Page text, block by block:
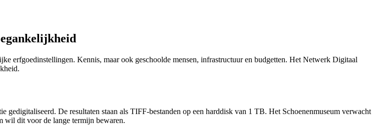
erfgoedinstellingen. Kennis, maar ook geschoolde mensen, infrastructuur en budgetten. Het Netwerk Digitaal
gedigitaliseerd. De resultaten staan als TIFF-bestanden op een harddisk van 1 TB. Het Schoenenmuseum verwacht
wil dit voor de lange termijn bewaren.